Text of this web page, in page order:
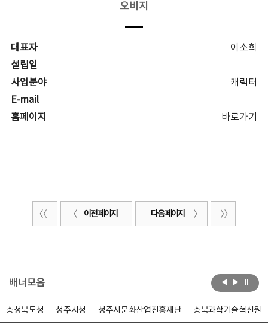
오비지
대표자
이소희
설립일
사업분야
캐릭터
E-mail
홈페이지
바로가기
이전 페이지 다음 페이지
배너모음
충청북도청 청주시청 청주시문화산업진흥재단 충북과학기술혁신원